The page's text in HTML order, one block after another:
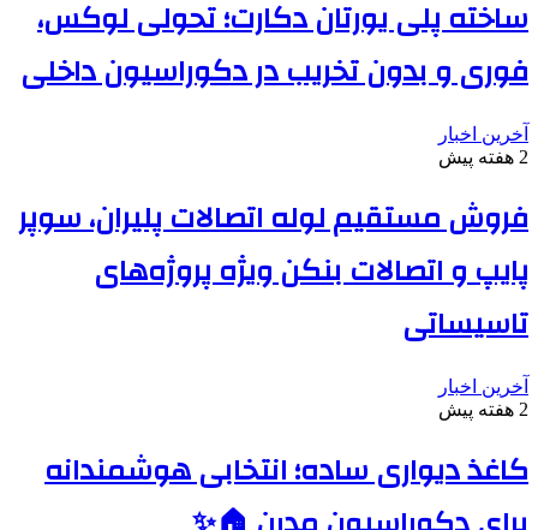
ساخته پلی یورتان دکارت؛ تحولی لوکس،
فوری و بدون تخریب در دکوراسیون داخلی
آخرین اخبار
2 هفته پیش
فروش مستقیم لوله اتصالات پلیران، سوپر
پایپ و اتصالات بنکن ویژه پروژه‌های
تاسیساتی
آخرین اخبار
2 هفته پیش
کاغذ دیواری ساده؛ انتخابی هوشمندانه